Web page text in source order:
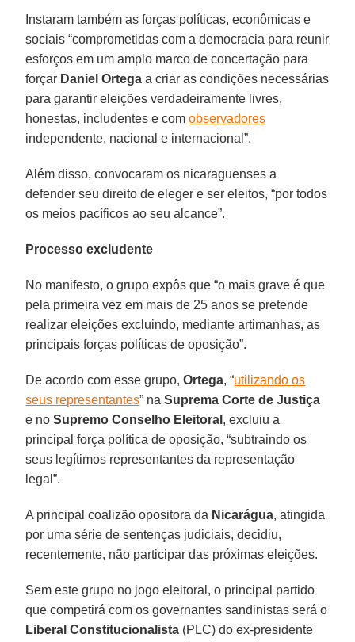
Instaram também as forças políticas, econômicas e
sociais “comprometidas com a democracia para reunir
esforços em um amplo marco de concertação para
forçar Daniel Ortega a criar as condições necessárias
para garantir eleições verdadeiramente livres,
honestas, includentes e comobservadores
independente, nacional e internacional”.
Além disso, convocaram os nicaraguenses a
defender seu direito de eleger e ser eleitos, “por todos
os meios pacíficos ao seu alcance”.
Processo excludente
No manifesto, o grupo expôs que “o mais grave é que
pela primeira vez em mais de 25 anos se pretende
realizar eleições excluindo, mediante artimanhas, as
principais forças políticas de oposição”.
De acordo com esse grupo,Ortega, “utilizando os
seus representantes” naSuprema Corte de Justiça
e noSupremo Conselho Eleitoral , excluiu a
principal força política de oposição, “subtraindo os
seus legítimos representantes da representação
legal”.
A principal coalizão opositora da Nicarágua, atingida
por uma série de sentenças judiciais, decidiu,
recentemente, não participar das próximas eleições.
Sem este grupo no jogo eleitoral, o principal partido
que competirá com os governantes sandinistas será o
Liberal Constitucionalista (PLC) do ex-presidente